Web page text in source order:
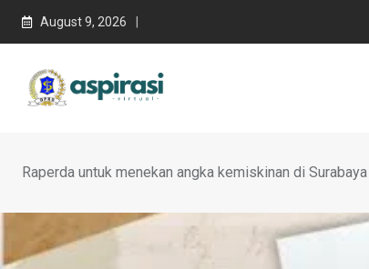
August 9, 2026
Raperda untuk menekan angka kemiskinan di Surabaya